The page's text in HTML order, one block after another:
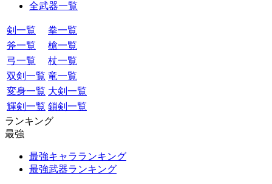
全武器一覧
剣一覧
拳一覧
斧一覧
槍一覧
弓一覧
杖一覧
双剣一覧 竜一覧
変身一覧 大剣一覧
輝剣一覧 鎖剣一覧
ランキング
最強
最強キャラランキング
最強武器ランキング